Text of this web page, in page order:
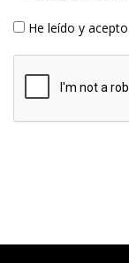
He leído y